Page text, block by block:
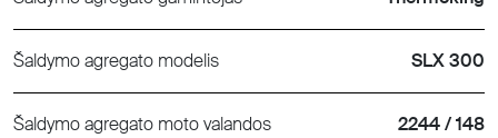
Šaldymo agregato modelis SLX 300
Šaldymo agregato moto valandos 2244 / 148